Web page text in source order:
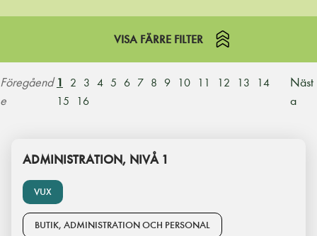
VISA FÄRRE FILTER
Föregåend
e
1 2 3 4 5 6 7 8 9 10 11 12 13
14
15
16
Näst
a
VUX
ADMINISTRATION, NIVÅ 1
BUTIK, ADMINISTRATION OCH PERSONAL